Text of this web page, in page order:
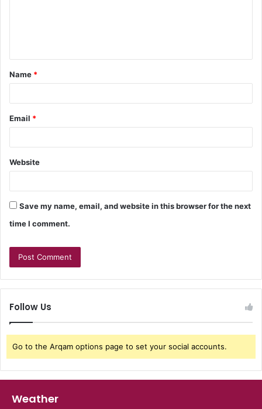
Name *
Email *
Website
Save my name, email, and website in this browser for the next
time I comment.
Follow Us
Go to the Arqam options page to set your social accounts.
Weather